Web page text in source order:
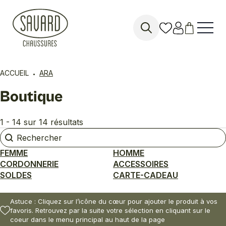
ACCUEIL ARA
Boutique
1 - 14 sur 14 résultats
Rechercher
Rechercher
FEMME
HOMME
CORDONNERIE
ACCESSOIRES
SOLDES
CARTE-CADEAU
Astuce : Cliquez sur l’icône du cœur pour ajouter le produit à vos
favoris. Retrouvez par la suite votre sélection en cliquant sur le
coeur dans le menu principal au haut de la page